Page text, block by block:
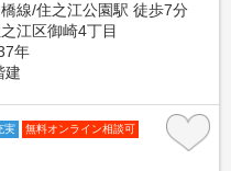
線/住之江公園駅 徒歩7分
江区御崎4丁目
年
建
実 無料オンライン相談可